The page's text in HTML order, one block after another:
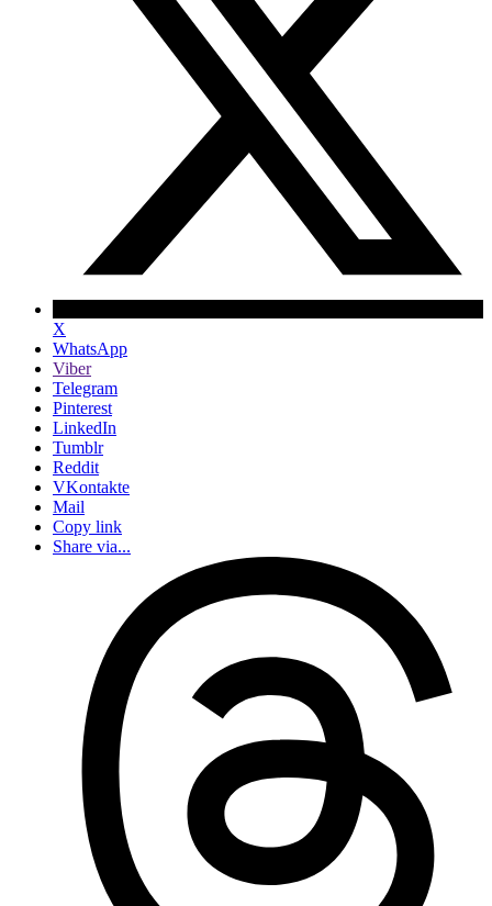
X
WhatsApp
Viber
Telegram
Pinterest
LinkedIn
Tumblr
Reddit
VKontakte
Mail
Copy link
Share via...